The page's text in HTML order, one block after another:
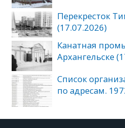
Перекресток
(17.07.2026)
Канатная
Архангельске
Список
по адресам.